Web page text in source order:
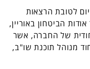
לטובת הרצאות
הביטחון באוריין,
של החברה, אשר
מנוהל תוכנת שו"ב,